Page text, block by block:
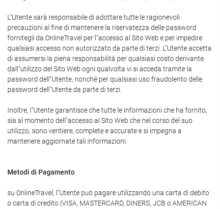
L"Utente sarà responsabile di adottare tutte le ragionevoli
precauzioni al fine di mantenere la riservatezza delle password
fornitegli da OnlineTravel per l"accesso al Sito Web e per impedire
qualsiasi accesso non autorizzato da parte di terzi. L"Utente accetta
di assumersi la piena responsabilità per qualsiasi costo derivante
dall"utilizzo del Sito Web ogni qualvolta vi si acceda tramite la
password dell"Utente, nonché per qualsiasi uso fraudolento delle
password dell"Utente da parte di terzi.
Inoltre, l"Utente garantisce che tutte le informazioni che ha fornito,
sia al momento dell"accesso al Sito Web che nel corso del suo
utilizzo, sono veritiere, complete e accurate e si impegna a
mantenere aggiornate tali informazioni.
Metodi di Pagamento
su OnlineTravel, l"Utente può pagare utilizzando una carta di debito
o carta di credito (VISA, MASTERCARD, DINERS, JCB o AMERICAN